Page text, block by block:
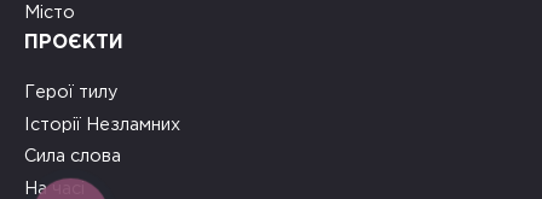
Місто
ПРОЄКТИ
Герої тилу
Історії Незламних
Сила слова
На часі